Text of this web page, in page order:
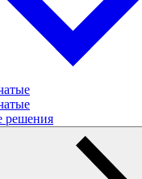
решения